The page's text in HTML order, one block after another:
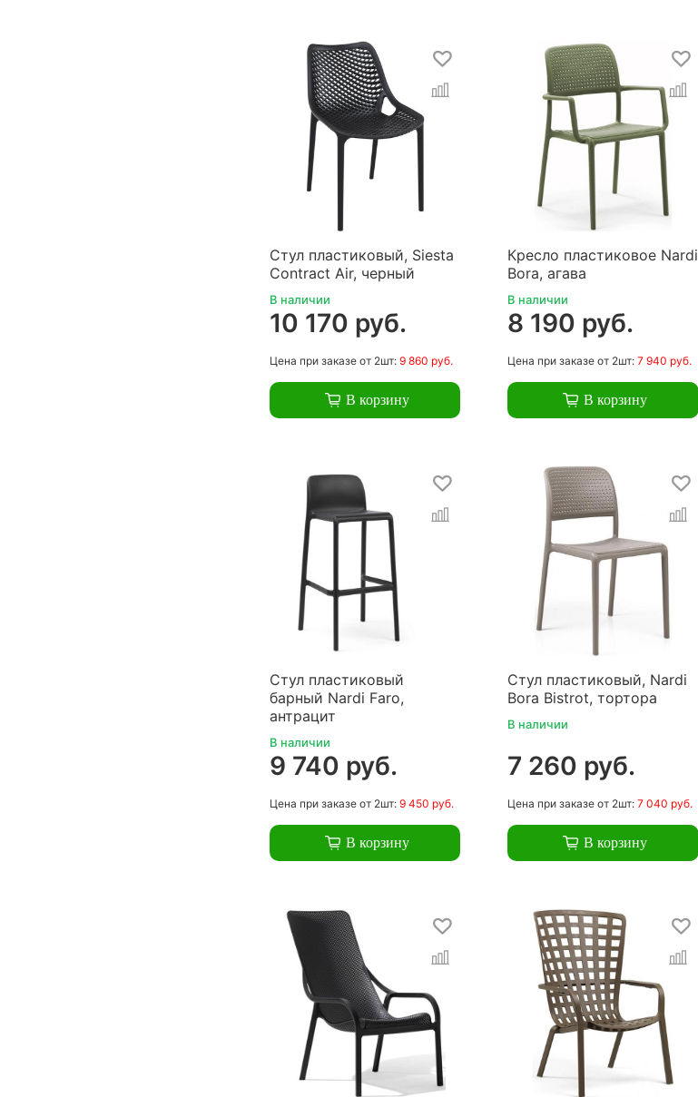
Стул пластиковый, Siesta
Contract Air, черный
В наличии
10 170 руб.
Цена при заказе от 2шт:9 860 руб.
В корзину
Кресло пластиковое Nardi
Bora, агава
В наличии
8 190 руб.
Цена при заказе от 2шт:7 940 руб.
В корзину
Стул пластиковый
барный Nardi Faro,
антрацит
В наличии
9 740 руб.
Цена при заказе от 2шт:9 450 руб.
В корзину
Стул пластиковый, Nardi
Bora Bistrot, тортора
В наличии
7 260 руб.
Цена при заказе от 2шт:7 040 руб.
В корзину